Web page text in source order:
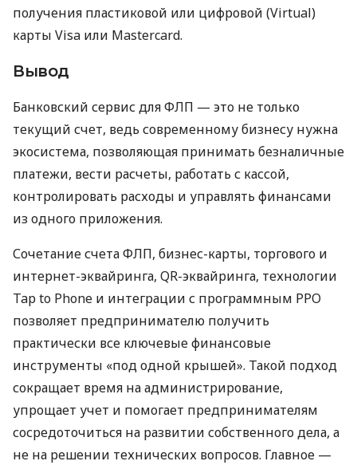
получения пластиковой или цифровой (Virtual)
карты Visa или Mastercard.
Вывод
Банковский сервис для ФЛП — это не только
текущий счет, ведь современному бизнесу нужна
экосистема, позволяющая принимать безналичные
платежи, вести расчеты, работать с кассой,
контролировать расходы и управлять финансами
из одного приложения.
Сочетание счета ФЛП, бизнес-карты, торгового и
интернет-эквайринга, QR-эквайринга, технологии
Tap to Phone и интеграции с программным РРО
позволяет предпринимателю получить
практически все ключевые финансовые
инструменты «под одной крышей». Такой подход
сокращает время на администрирование,
упрощает учет и помогает предпринимателям
сосредоточиться на развитии собственного дела, а
не на решении технических вопросов. Главное —